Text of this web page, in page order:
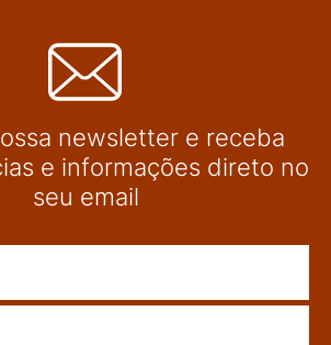
newsletter e receba
e informações direto no
seu email